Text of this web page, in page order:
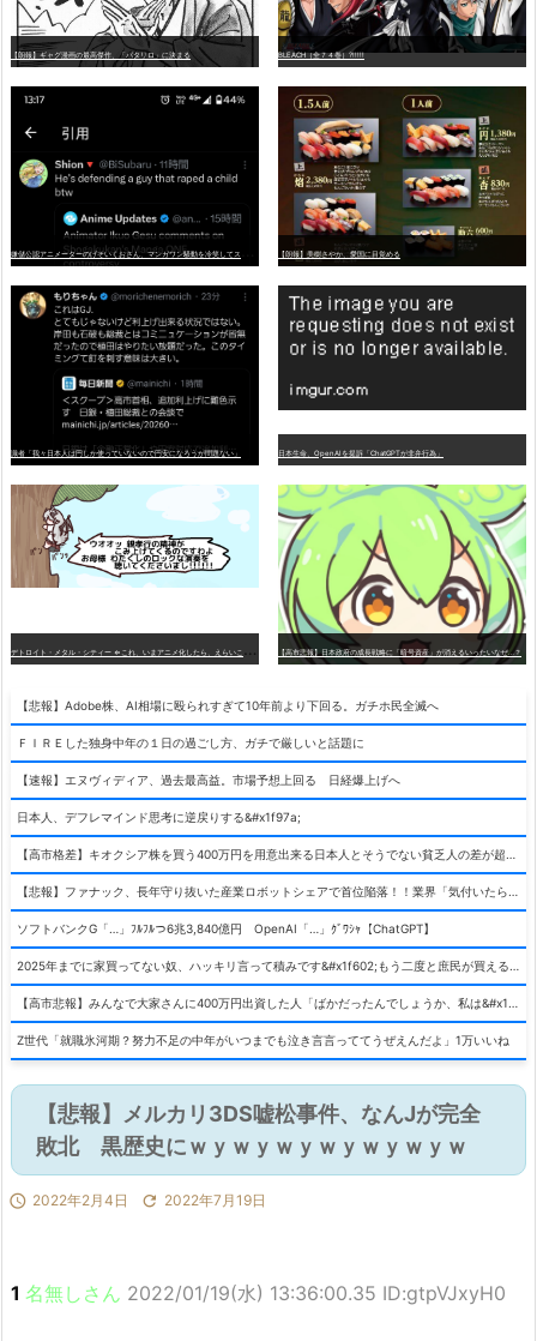
【朗報】ギャグ漫画の最高傑作、「パタリロ」に決まる BLEACH（全７４巻）?!!!!!
【朗報】美樹さやか、愛国に目覚める
識者「我々日本人は円しか使っていないので円安になろうが問題ない」 日本生命、OpenAIを提訴「ChatGPTが非弁行為」
【高市悲報】日本政府の成長戦略に「暗号資産」が消えるいったいなぜ…？
【悲報】Adobe株、AI相場に殴られすぎて10年前より下回る。ガチホ民全滅へ
ＦＩＲＥした独身中年の１日の過ごし方、ガチで厳しいと話題に
【速報】エヌヴィディア、過去最高益。市場予想上回る 日経爆上げへ
日本人、デフレマインド思考に逆戻りする&#x1f97a;
ソフトバンクG「…」ﾌﾙﾌﾙつ6兆3,840億円 OpenAI「…」ｸﾞﾜｼｬ【ChatGPT】
Z世代「就職氷河期？努力不足の中年がいつまでも泣き言言っててうぜえんだよ」1万いいね
【悲報】メルカリ3DS嘘松事件、なんJが完全
敗北 黒歴史にｗｙｗｙｗｙｗｙｗｙｗｙｗ
 2022年2月4日  2022年7月19日
1 名無しさん 2022/01/19(水) 13:36:00.35 ID:gtpVJxyH0